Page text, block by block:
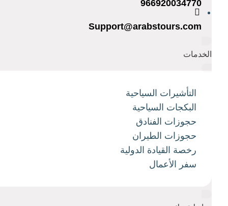
966920034770
Support@arabstours.com
الخدمات
التأشيرات السياحية
البكجات السياحية
حجوزات الفنادق
حجوزات الطيران
رخصة القيادة الدولية
سفر الأعمال